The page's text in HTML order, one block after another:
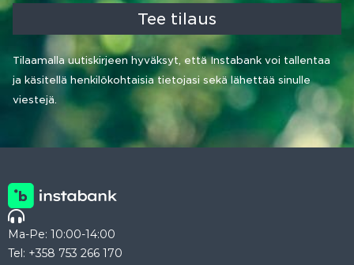
Tee tilaus
Tilaamalla uutiskirjeen hyväksyt, että Instabank voi tallentaa
ja käsitellä henkilökohtaisia tietojasi sekä lähettää sinulle
viestejä.
Ma-Pe: 10:00-14:00
Tel: +358 753 266 170